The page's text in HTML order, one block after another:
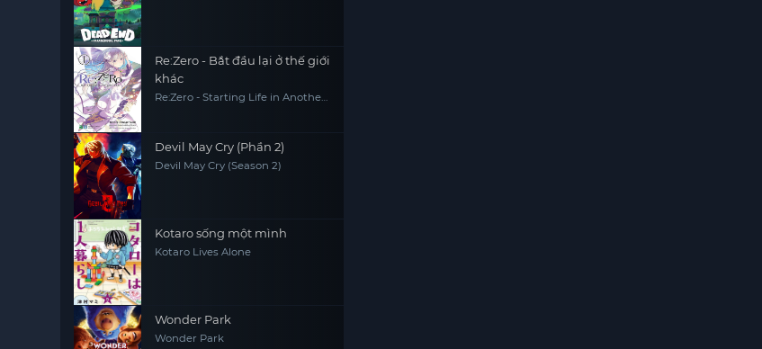
Re:Zero - Bắt đầu lại ở thế giới
khác
Re:Zero - Starting Life in Another
Devil May Cry (Phần 2)
Devil May Cry (Season 2)
Kotaro sống một mình
Kotaro Lives Alone
Wonder Park
Wonder Park